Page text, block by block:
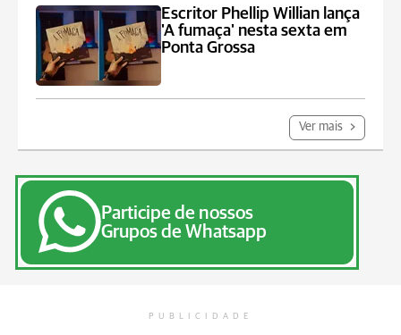
Escritor Phellip Willian lança
'A fumaça' nesta sexta em
Ponta Grossa
Ver mais
Participe de nossos
Grupos de Whatsapp
PUBLICIDADE